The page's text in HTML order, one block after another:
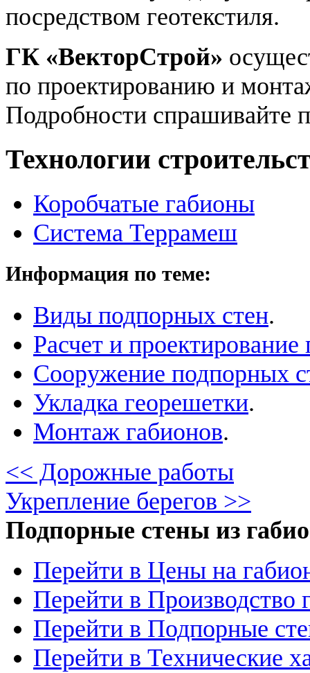
посредством геотекстиля.
ГК «ВекторСтрой»
по проектированию и
Подробности спрашивайте
Технологии
Коробчатые габионы
Cистема Террамеш
Информация по теме:
Виды подпорных стен.
Расчет и
Сооружение подпорных
Укладка георешетки.
Монтаж габионов.
<< Дорожные работы
Укрепление берегов >>
Подпорные стены из
Перейти в Цены на
Перейти в Производство
Перейти в Подпорные
Перейти в Технические